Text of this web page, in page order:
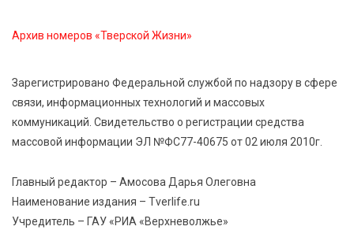
ленту по мотивам басни «Карась»
6 Авг 2026 13:38 428
спортивной столицей России
Архив номеров «Тверской Жизни»
Зарегистрировано Федеральной службой по надзору в сфере
связи, информационных технологий и массовых
коммуникаций. Свидетельство о регистрации средства
массовой информации ЭЛ №ФС77-40675 от 02 июля 2010г.
Главный редактор – Амосова Дарья Олеговна
Наименование издания – Tverlife.ru
Учредитель – ГАУ «РИА «Верхневолжье»